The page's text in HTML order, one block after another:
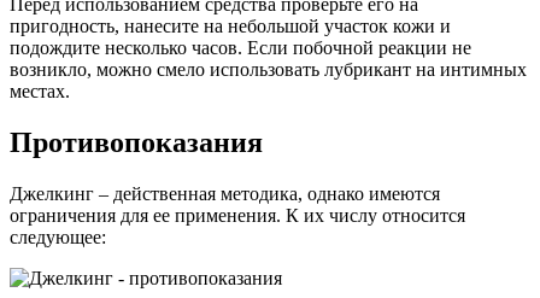
пригодность, нанесите на небольшой участок кожи и
подождите несколько часов. Если побочной реакции не
возникло, можно смело использовать лубрикант на интимных
местах.
Противопоказания
Джелкинг – действенная методика, однако имеются
ограничения для ее применения. К их числу относится
следующее: